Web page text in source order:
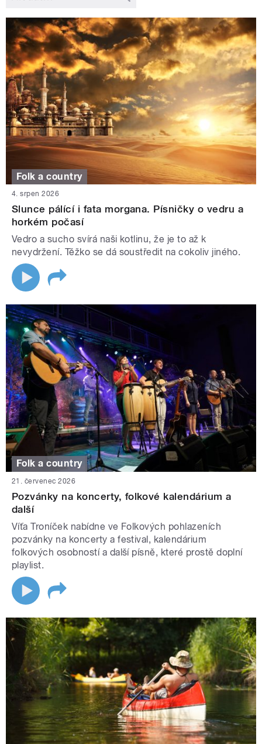
Folk a country
4. srpen 2026
Slunce pálící i fata morgana. Písničky o vedru a
horkém počasí
Vedro a sucho svírá naši kotlinu, že je to až k
nevydržení. Těžko se dá soustředit na cokoliv jiného.
Folk a country
21. červenec 2026
Pozvánky na koncerty, folkové kalendárium a
další
Víťa Troníček nabídne ve Folkových pohlazeních
pozvánky na koncerty a festival, kalendárium
folkových osobností a další písně, které prostě doplní
playlist.